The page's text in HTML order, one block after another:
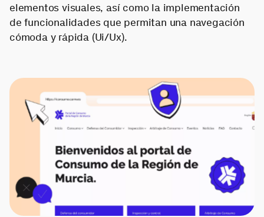
elementos visuales, así como la implementación
de funcionalidades que permitan una navegación
cómoda y rápida (Ui/Ux).